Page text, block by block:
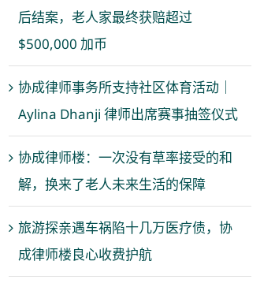
后结案，老人家最终获赔超过
$500,000 加币
协成律师事务所支持社区体育活动｜
Aylina Dhanji 律师出席赛事抽签仪式
协成律师楼：一次没有草率接受的和
解，换来了老人未来生活的保障
旅游探亲遇车祸陷十几万医疗债，协
成律师楼良心收费护航